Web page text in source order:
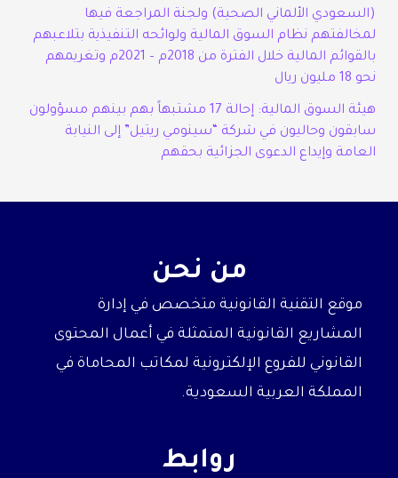
(السعودي الألماني الصحية) ولجنة المراجعة فيها
لمخالفتهم نظام السوق المالية ولوائحه التنفيذية بتلاعبهم
بالقوائم المالية خلال الفترة من 2018م – 2021م وتغريمهم
نحو 18 مليون ريال
هيئة السوق المالية: إحالة 17 مشتبهاً بهم بينهم مسؤولون
سابقون وحاليون في شركة “سينومي ريتيل” إلى النيابة
العامة وإيداع الدعوى الجزائية بحقهم
من نحن
موقع التقنية القانونية متخصص في إدارة
المشاريع القانونية المتمثلة في أعمال المحتوى
القانوني للفروع الإلكترونية لمكاتب المحاماة في
المملكة العربية السعودية.
روابط